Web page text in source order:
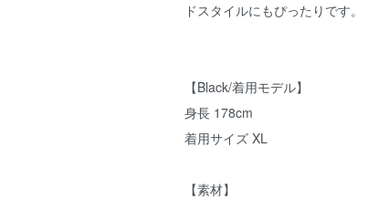
ドスタイルにもぴったりです。
【Black/着用モデル】
身長 178cm
着用サイズ XL
【素材】